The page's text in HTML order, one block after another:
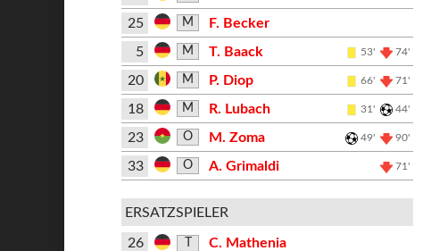
25
M
F. Becker
5
M T. Baack 53' 74'
20 M P. Diop 66' 71'
18 M R. Lubach 31' 44'
23 O M. Zoma 49' 90'
33 O A. Grimaldi 71'
ERSATZSPIELER
26
C. Mathenia